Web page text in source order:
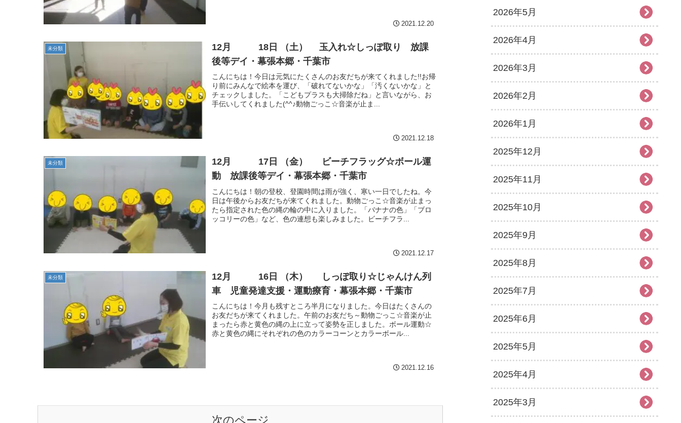
2021.12.20
未分類
12月 18日 （土） 玉入れ☆しっぽ取り 放課
後等デイ・幕張本郷・千葉市
こんにちは！今日は元気にたくさんのお友だちが来てくれました!!お帰
り前にみんなで絵本を運び、「破れてないかな」「汚くないかな」と
チェックしました。「こどもプラスも大掃除だね」と言いながら、お
手伝いしてくれました(^^♪動物ごっこ☆音楽が止ま...
2021.12.18
未分類
12月 17日 （金） ビーチフラッグ☆ボール運
動 放課後等デイ・幕張本郷・千葉市
こんにちは！朝の登校、登園時間は雨が強く、寒い一日でしたね。今
日は午後からお友だちが来てくれました。動物ごっこ☆音楽が止まっ
たら指定された色の縄の輪の中に入りました。「バナナの色」「ブロ
ッコリーの色」など、色の連想も楽しみました。ビーチフラ...
2021.12.17
未分類
12月 16日 （木） しっぽ取り☆じゃんけん列
車 児童発達支援・運動療育・幕張本郷・千葉市
こんにちは！今月も残すところ半月になりました。今日はたくさんの
お友だちが来てくれました。午前のお友だち～動物ごっこ☆音楽が止
まったら赤と黄色の縄の上に立って姿勢を正しました。ボール運動☆
赤と黄色の縄にそれぞれの色のカラーコーンとカラーボール...
2021.12.16
次のページ
2026年5月
2026年4月
2026年3月
2026年2月
2026年1月
2025年12月
2025年11月
2025年10月
2025年9月
2025年8月
2025年7月
2025年6月
2025年5月
2025年4月
2025年3月